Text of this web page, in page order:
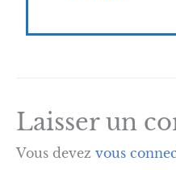
Laisser un
Vous devez vous